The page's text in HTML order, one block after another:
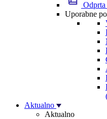
Odprta
Uporabne
Aktualno
Aktualno